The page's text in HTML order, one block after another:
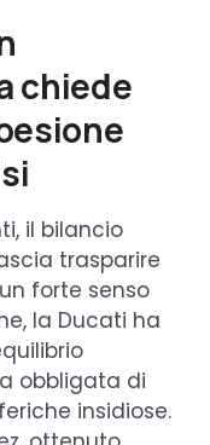
chiede
il bilancio
trasparire
forte senso
la Ducati ha
obbligata di
insidiose.